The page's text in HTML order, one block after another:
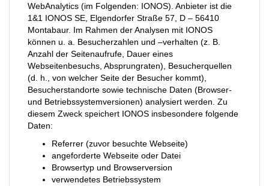
WebAnalytics (im Folgenden: IONOS). Anbieter ist die
1&1 IONOS SE, Elgendorfer Straße 57, D – 56410
Montabaur. Im Rahmen der Analysen mit IONOS
können u. a. Besucherzahlen und –verhalten (z. B.
Anzahl der Seitenaufrufe, Dauer eines
Webseitenbesuchs, Absprungraten), Besucherquellen
(d. h., von welcher Seite der Besucher kommt),
Besucherstandorte sowie technische Daten (Browser-
und Betriebssystemversionen) analysiert werden. Zu
diesem Zweck speichert IONOS insbesondere folgende
Daten:
Referrer (zuvor besuchte Webseite)
angeforderte Webseite oder Datei
Browsertyp und Browserversion
verwendetes Betriebssystem